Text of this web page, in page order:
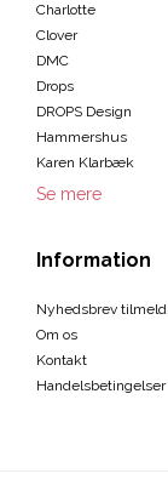
Charlotte
Clover
DMC
Drops
DROPS Design
Hammershus
Karen Klarbæk
Se mere
Information
Nyhedsbrev tilmeld
Om os
Kontakt
Handelsbetingelser